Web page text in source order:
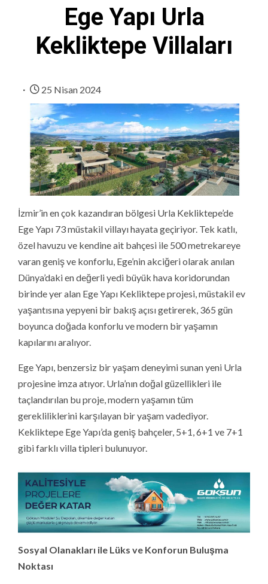
Ege Yapı Urla
Kekliktepe Villaları
25 Nisan 2024
İzmir’in en çok kazandıran bölgesi Urla Kekliktepe’de
Ege Yapı 73 müstakil villayı hayata geçiriyor. Tek katlı,
özel havuzu ve kendine ait bahçesi ile 500 metrekareye
varan geniş ve konforlu, Ege’nin akciğeri olarak anılan
Dünya’daki en değerli yedi büyük hava koridorundan
birinde yer alan Ege Yapı Kekliktepe projesi, müstakil ev
yaşantısına yepyeni bir bakış açısı getirerek, 365 gün
boyunca doğada konforlu ve modern bir yaşamın
kapılarını aralıyor.
Ege Yapı, benzersiz bir yaşam deneyimi sunan yeni Urla
projesine imza atıyor. Urla’nın doğal güzellikleri ile
taçlandırılan bu proje, modern yaşamın tüm
gerekliliklerini karşılayan bir yaşam vadediyor.
Kekliktepe Ege Yapı’da geniş bahçeler, 5+1, 6+1 ve 7+1
gibi farklı villa tipleri bulunuyor.
Sosyal Olanakları ile Lüks ve Konforun Buluşma
Noktası